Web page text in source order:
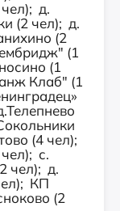
д.
(2 чел); д.
(2
(1
(1
Клаб" (1
(4 чел);
с.
чел); д.
КП
(2